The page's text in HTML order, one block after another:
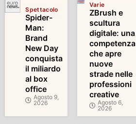
Spettacolo
Spider-
Man:
Brand
New Day
conquista
il miliardo
al box
office
Agosto 9,
2026
Varie
ZBrush e
scultura
digitale: una
competenza
che apre
nuove
strade nelle
professioni
creative
Agosto 6,
2026